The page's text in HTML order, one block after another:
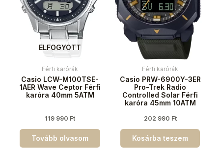
ELFOGYOTT
Férfi karórák
Casio LCW-M100TSE-
1AER Wave Ceptor Férfi
karóra 40mm 5ATM
119 990 Ft
Tovább olvasom
Férfi karórák
Casio PRW-6900Y-3ER
Pro-Trek Radio
Controlled Solar Férfi
karóra 45mm 10ATM
202 990 Ft
Kosárba teszem